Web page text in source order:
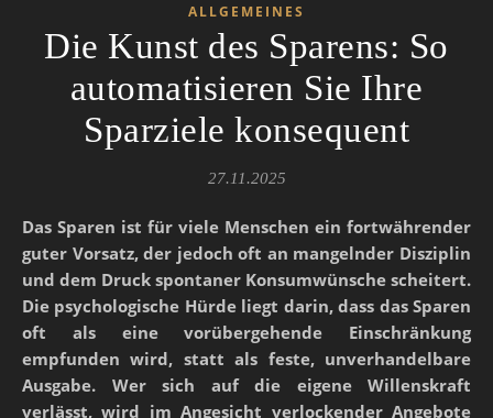
ALLGEMEINES
Die Kunst des Sparens: So
automatisieren Sie Ihre
Sparziele konsequent
27.11.2025
Das Sparen ist für viele Menschen ein fortwährender
guter Vorsatz, der jedoch oft an mangelnder Disziplin
und dem Druck spontaner Konsumwünsche scheitert.
Die psychologische Hürde liegt darin, dass das Sparen
oft als eine vorübergehende Einschränkung
empfunden wird, statt als feste, unverhandelbare
Ausgabe. Wer sich auf die eigene Willenskraft
verlässt, wird im Angesicht verlockender Angebote